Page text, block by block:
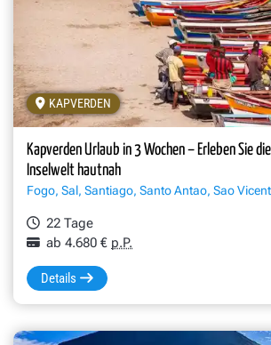
KAPVERDEN
Kapverden Urlaub in 3 Wochen – Erleben Sie
Inselwelt hautnah
Fogo, Sal, Santiago, Santo Antao, Sao
22 Tage
ab 4.680 € p.P.
Details